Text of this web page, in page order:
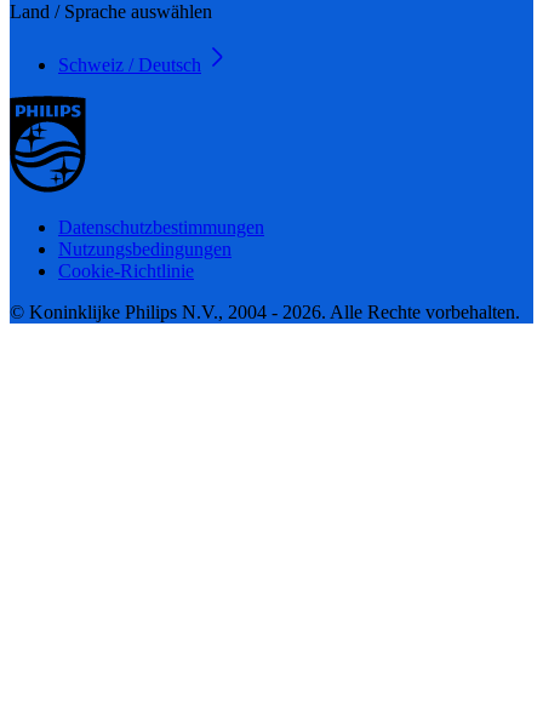
Land / Sprache auswählen
Schweiz / Deutsch
Datenschutzbestimmungen
Nutzungsbedingungen
Cookie-Richtlinie
© Koninklijke Philips N.V., 2004 - 2026. Alle Rechte vorbehalten.